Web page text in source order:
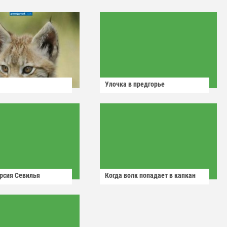
Улочка в предгорье
Севилья Когда волк попадает в капкан